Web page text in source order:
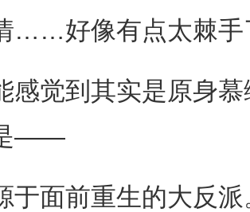
……好像有点太棘手
觉到其实是原身慕
——
面前重生的大反派